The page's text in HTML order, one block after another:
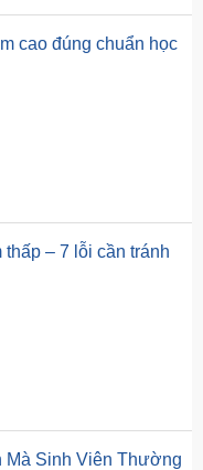
cao đúng chuẩn học
– 7 lỗi cần tránh
Mà Sinh Viên Thường